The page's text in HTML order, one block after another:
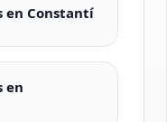
en Constantí
en